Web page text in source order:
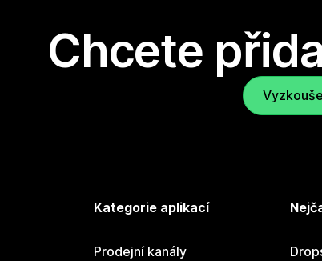
Chcete
Kategorie aplikací
Prodejní kanály